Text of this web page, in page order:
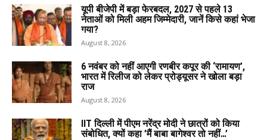
यूपी बीजेपी में बड़ा फेरबदल, 2027 से पहले 13
नेताओं को मिली अहम जिम्मेदारी, जानें किसे कहां भेजा
गया?
August 8, 2026
6 नवंबर को नहीं आएगी रणबीर कपूर की ‘रामायण’,
भारत में रिलीज को लेकर प्रोड्यूसर ने खोला बड़ा
राज
August 8, 2026
IIT दिल्ली में पीएम नरेंद्र मोदी ने छात्रों को किया
संबोधित, क्यों कहा ’मैं बाबा बागेश्वर तो नहीं…’